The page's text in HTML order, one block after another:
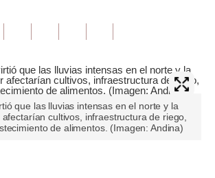
que las lluvias intensas en el norte y la
cultivos, infraestructura de riego,
de alimentos. (Imagen: Andina)